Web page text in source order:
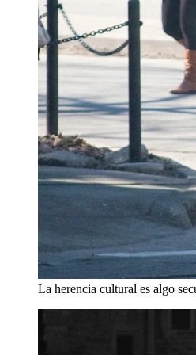
La herencia cultural es algo